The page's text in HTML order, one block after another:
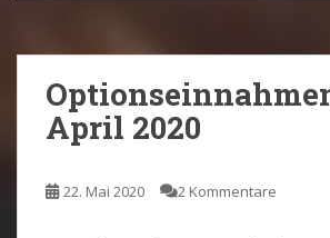
April 2020
22. Mai 2020 2 Kommentare